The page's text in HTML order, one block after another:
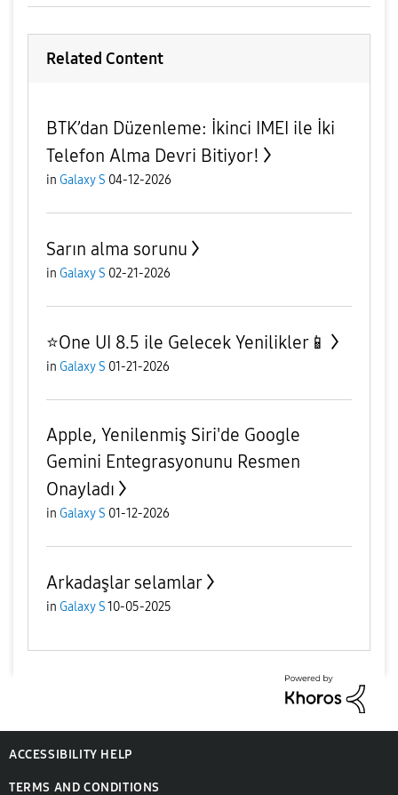
Related Content
BTK’dan Düzenleme: İkinci IMEI ile İki
Telefon Alma Devri Bitiyor!
in Galaxy S 04-12-2026
Sarın alma sorunu
in Galaxy S 02-21-2026
⭐️One UI 8.5 ile Gelecek Yenilikler📱
in Galaxy S 01-21-2026
Apple, Yenilenmiş Siri'de Google
Gemini Entegrasyonunu Resmen
Onayladı
in Galaxy S 01-12-2026
Arkadaşlar selamlar
in Galaxy S10-05-2025
ACCESSIBILITY HELP
TERMS AND CONDITIONS